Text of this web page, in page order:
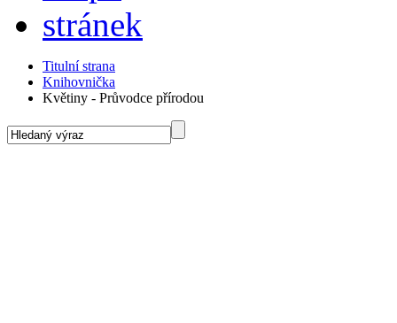
Titulní strana
Knihovnička
Květiny - Průvodce přírodou